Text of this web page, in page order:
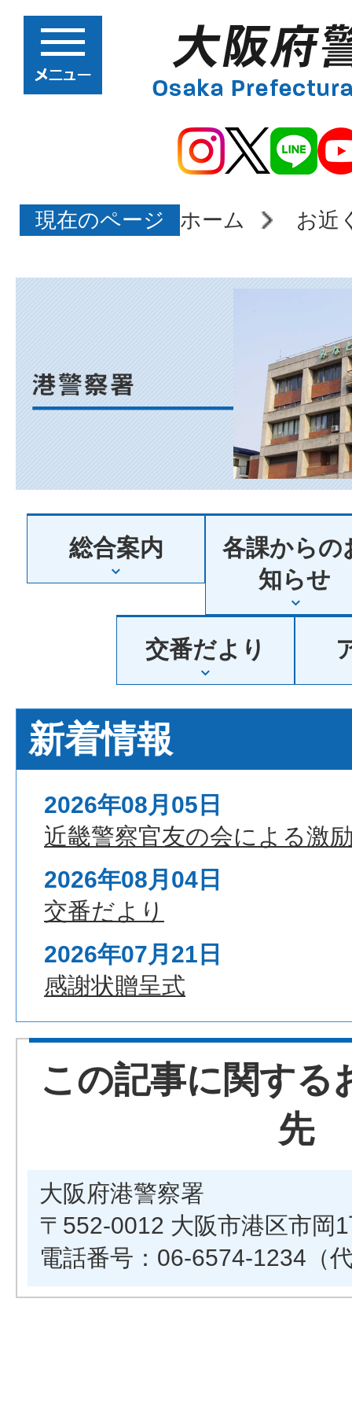
現在のページ ホーム お近
阪
港
警総合案内
各課からの
知らせ
交番だより
新着情報
2026年08月05日
近畿警察官友の会による激
2026年08月04日
交番だより
2026年07月21日
感謝状贈呈式
この記事に関する
先
大阪府港警察署
〒552-0012 大阪市港区市岡
電話番号：06-6574-1234（